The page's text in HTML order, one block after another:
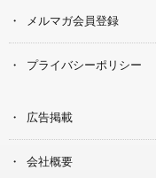
メルマガ会員登録
プライバシーポリシー
広告掲載
会社概要